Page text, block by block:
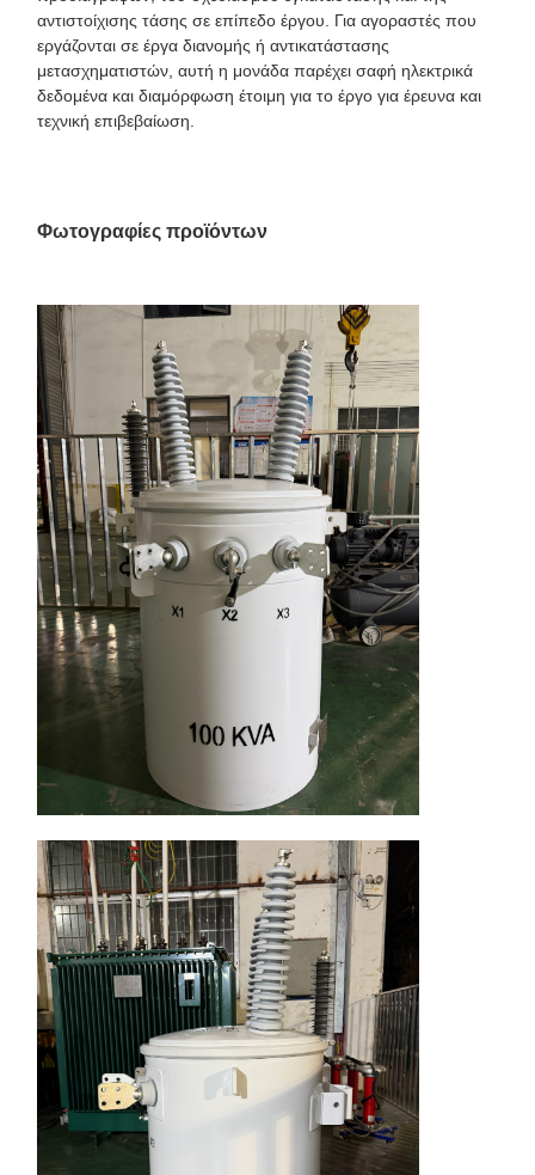
αντιστοίχισης τάσης σε επίπεδο έργου. Για αγοραστές που
εργάζονται σε έργα διανομής ή αντικατάστασης
μετασχηματιστών, αυτή η μονάδα παρέχει σαφή ηλεκτρικά
δεδομένα και διαμόρφωση έτοιμη για το έργο για έρευνα και
τεχνική επιβεβαίωση.
Φωτογραφίες προϊόντων